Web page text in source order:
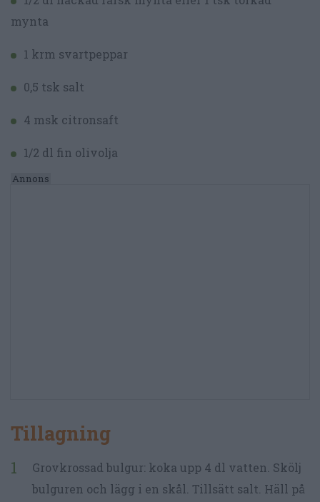
mynta
1 krm svartpeppar
0,5 tsk salt
4 msk citronsaft
1/2 dl fin olivolja
Tillagning
Grovkrossad bulgur: koka upp 4 dl vatten. Skölj
bulguren och lägg i en skål. Tillsätt salt. Häll på